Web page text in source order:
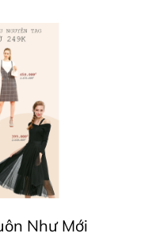
Như Mới